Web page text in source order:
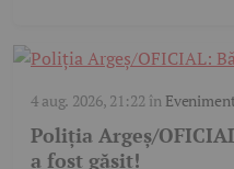
4 aug. 2026, 21:22 în
Poliția Argeș/
a fost găsit!